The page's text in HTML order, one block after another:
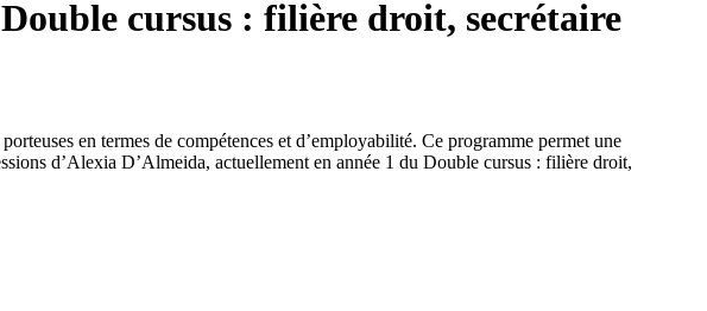
cursus : filière droit, secrétaire
en termes de compétences et d’employabilité. Ce programme permet une
d’Alexia D’Almeida, actuellement en année 1 du Double cursus : filière droit,